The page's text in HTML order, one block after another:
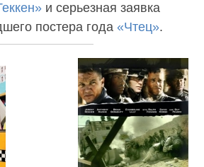
и серьезная заявка
постера года «Чтец».